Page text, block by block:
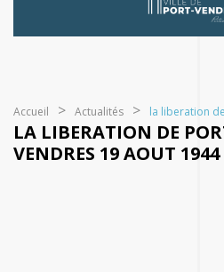
Accueil Actualités la liberation
LA LIBERATION DE
VENDRES 19 AOUT 1944